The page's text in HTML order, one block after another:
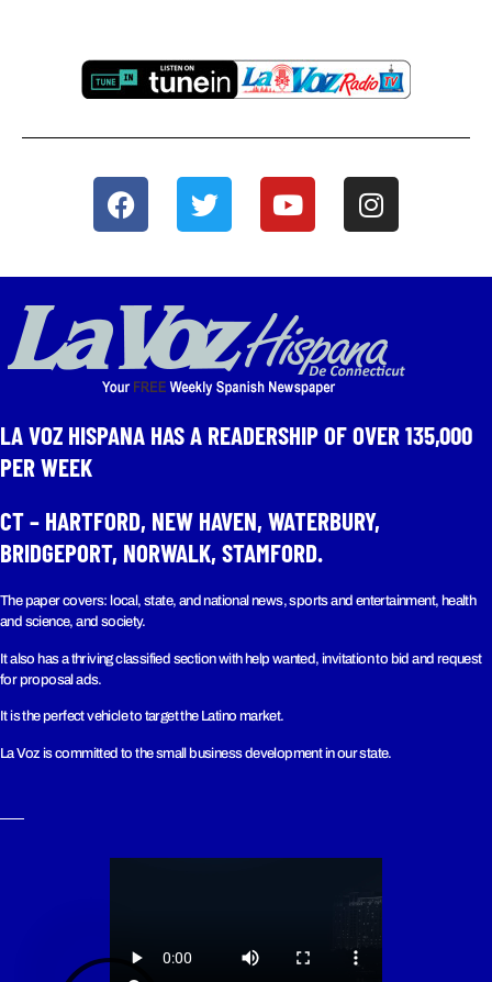
LA VOZ HISPANA HAS A READERSHIP OF OVER 135,000
PER WEEK​
CT – HARTFORD, NEW HAVEN, WATERBURY,
BRIDGEPORT, NORWALK, STAMFORD.
The paper covers: local, state, and national news, sports and entertainment, health
and science, and society.
It also has a thriving classified section with help wanted, invitation to bid and request
for proposal ads.
It is the perfect vehicle to target the Latino market.
La Voz is committed to the small business development in our state.